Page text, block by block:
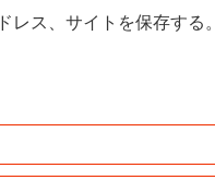
ス、サイトを保存する。